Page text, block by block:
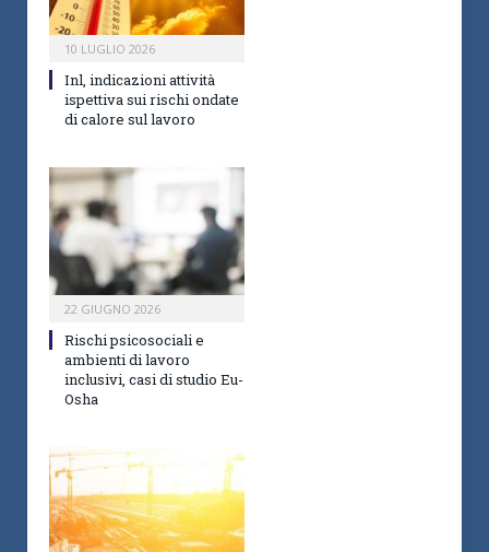
10 LUGLIO 2026
Inl, indicazioni attività
ispettiva sui rischi ondate
di calore sul lavoro
22 GIUGNO 2026
Rischi psicosociali e
ambienti di lavoro
inclusivi, casi di studio Eu-
Osha